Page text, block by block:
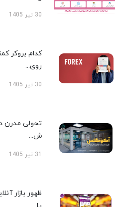
30 تیر 1405
کدام بروکر
روی...
30 تیر 1405
تحولی مدرن
ش...
ظهور بازار